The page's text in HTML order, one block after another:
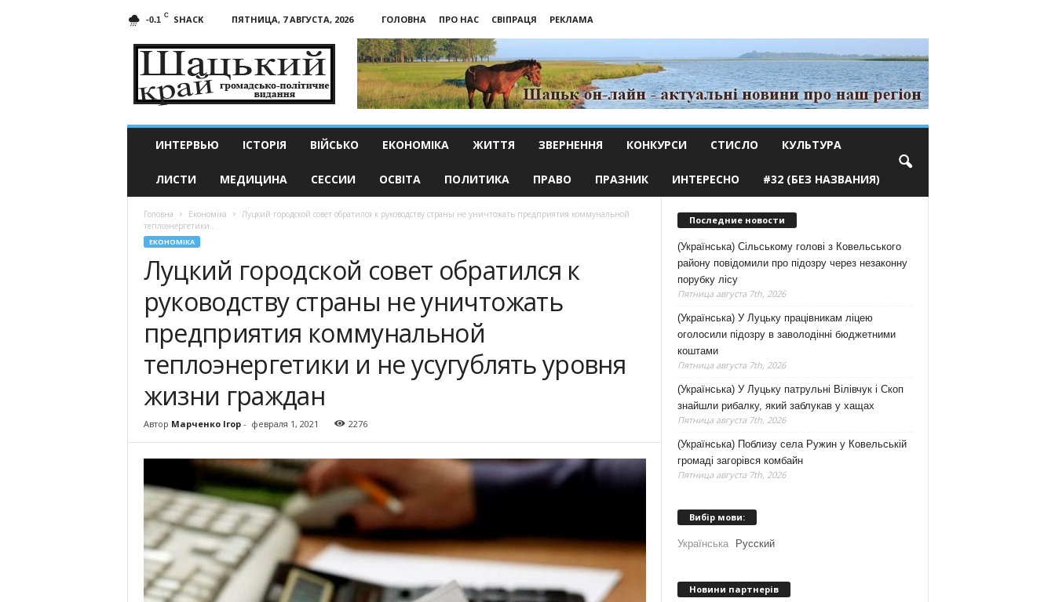
-0.1 C SHACK ПЯТНИЦА, 7 АВГУСТА, 2026 ГОЛОВНА ПРО НАС СВІПРАЦЯ
РЕКЛАМА
край
ИНТЕРВЬЮ ІСТОРІЯ ВІЙСЬКО ЕКОНОМІКА ЖИТТЯ ЗВЕРНЕННЯ КОНКУРСИ СТИСЛО КУЛЬТУРА
ЛИСТИ МЕДИЦИНА СЕССИИ ОСВІТА ПОЛИТИКА ПРАВО ПРАЗНИК ИНТЕРЕСНО #32 (БЕЗ НАЗВАНИЯ)
Головна Економіка
Луцкий городской совет обратился к руководству страны не уничтожать предприятия коммунальной
теплоэнергетики...
ЕКОНОМІКА
Луцкий городской совет обратился к
руководству страны не уничтожать
предприятия коммунальной
теплоэнергетики и не усугублять уровня
жизни граждан
Автор Марченко Ігор- февраля 1, 2021 2276
Последние новости
(Українська) Сільському голові з Ковельського
району повідомили про підозру через незаконну
порубку лісу
Пятница августа 7th, 2026
(Українська) У Луцьку працівникам ліцею
оголосили підозру в заволодінні бюджетними
коштами
Пятница августа 7th, 2026
(Українська) У Луцьку патрульні Вілівчук і Скоп
знайшли рибалку, який заблукав у хащах
Пятница августа 7th, 2026
(Українська) Поблизу села Ружин у Ковельській
громаді загорівся комбайн
Пятница августа 7th, 2026
Вибір мови:
Українська Русский
Новини партнерів